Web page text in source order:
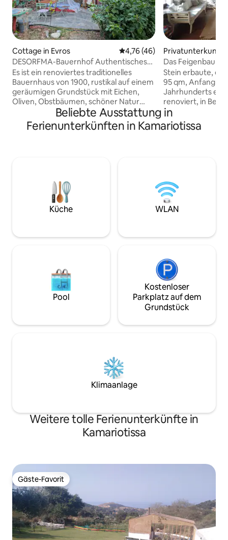
Cottage in Evros Durchschnittliche Bewertung:
4,76 (46)
DESORFMA-Bauernhof Authentisches
Naturleben
Es ist ein renoviertes traditionelles
Bauernhaus von 1900, rustikal auf einem
geräumigen Grundstück mit Eichen,
Oliven, Obstbäumen, schöner Natur
(Bäche, in denen du schwimmen kannst,
Bergwandern, Meer, alles zu Fuß
erreichbar, tolles Essen (Fisch,
Einzelbetten, Schlaf unter Sternen
Doppelbett, Hängematten, Küche &
WC. Autonome Photovoltaikanlage,
volle Beleuchtung, Ladegeräte,
Geist, Meditation!
Privatunterkunft
ki
Das
Stein erbaute,
95 qm, Anfang
Jahrhunderts
renoviert, in
erhaltenen
aktualisierten,
Im Erdgeschoss
Wohnzimmer, die
Esszimmer in
Raum mit
riesigen Blick auf
Beliebte Ausstattung in
Ferienunterkünften in Kamariotissa
Küche WLAN
Pool
Kostenloser
Parkplatz auf dem
Grundstück
Klimaanlage
Weitere tolle Ferienunterkünfte in
Kamariotissa
Gäste-Favorit
Gäste-Favorit